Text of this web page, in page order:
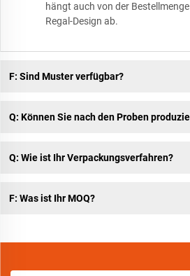
hängt auch von der
Regal-Design ab.
F: Sind Muster verfügbar?
Q: Können Sie nach den Proben
Q: Wie ist Ihr Verpackungsverfahren?
F: Was ist Ihr MOQ?